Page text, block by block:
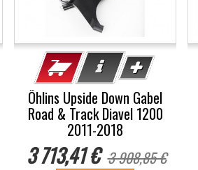
Öhlins Upside Down Gabel
Road & Track Diavel 1200
2011-2018
3 713,41 € 3 908,85 €